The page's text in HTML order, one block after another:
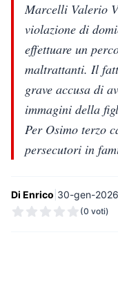
Marcelli Valerio
violazione di
effettuare un
maltrattanti. Il
grave accusa di
immagini della
Per Osimo terzo
persecutori in
Di Enrico 30-gen-2026
(0 voti)